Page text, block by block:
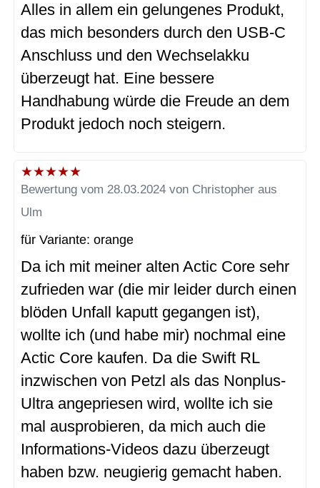
Alles in allem ein gelungenes Produkt,
das mich besonders durch den USB-C
Anschluss und den Wechselakku
überzeugt hat. Eine bessere
Handhabung würde die Freude an dem
Produkt jedoch noch steigern.
★★★★★
Bewertung vom 28.03.2024 von Christopher aus
Ulm
für Variante: orange
Da ich mit meiner alten Actic Core sehr
zufrieden war (die mir leider durch einen
blöden Unfall kaputt gegangen ist),
wollte ich (und habe mir) nochmal eine
Actic Core kaufen. Da die Swift RL
inzwischen von Petzl als das Nonplus-
Ultra angepriesen wird, wollte ich sie
mal ausprobieren, da mich auch die
Informations-Videos dazu überzeugt
haben bzw. neugierig gemacht haben.